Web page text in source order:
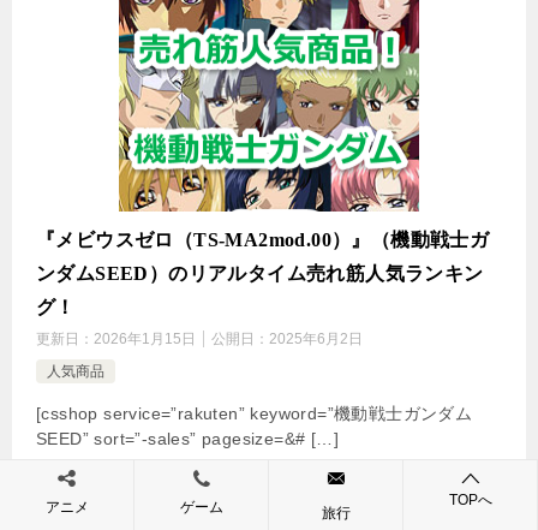
『メビウスゼロ（TS-MA2mod.00）』（機動戦士ガ
ンダムSEED）のリアルタイム売れ筋人気ランキン
グ！
更新日： 2026年1月15日 公開日： 2025年6月2日
人気商品
[csshop service=”rakuten” keyword=”機動戦士ガンダム
SEED” sort=”-sales” pagesize=&# […]
アニメ ゲーム 旅行
TOPへ